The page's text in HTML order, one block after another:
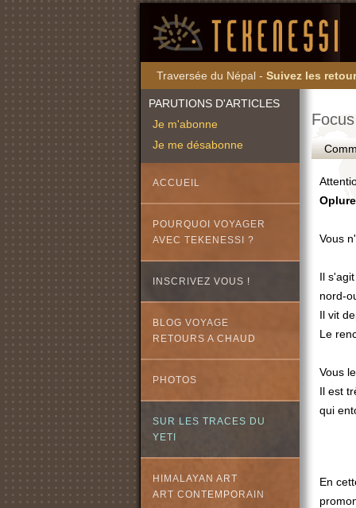
Traversée du Népal - Suivez les
PARUTIONS D'ARTICLES
Je m'abonne
Je me désabonne
ACCUEIL
POURQUOI VOYAGER
AVEC TEKENESSI ?
INSCRIVEZ VOUS !
BLOG VOYAGE
RETOURS A CHAUD
PHOTOS
SUR LES TRACES DU
YETI
HIMALAYAN ART
ART CONTEMPORAIN
Vous
Il
nord-
Il vit
Le
Vous
Il est
qui
En